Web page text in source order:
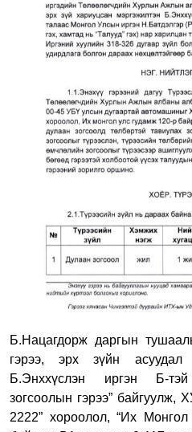
Б.Нацагдорж даргын
гэрээ, эрх зүйн асуудал
Б.Энххүслэн иргэн Б-
зогсоолын гэрээ” байгуулж,
2222” хороолол, “Их